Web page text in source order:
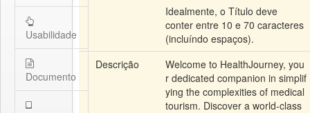
Usabilidade
Documento
Idealmente, o Título deve
conter entre 10 e 70 caracteres
(incluíndo espaços).
Descrição
Welcome to HealthJourney, you
r dedicated companion in simplif
ying the complexities of medical
tourism. Discover a world-class